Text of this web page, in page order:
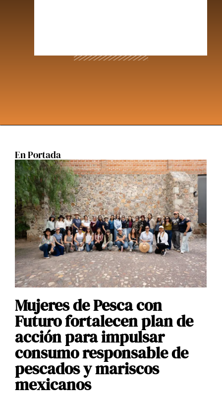
En Portada
Mujeres de Pesca con
Futuro fortalecen plan de
acción para impulsar
consumo responsable de
pescados y mariscos
mexicanos